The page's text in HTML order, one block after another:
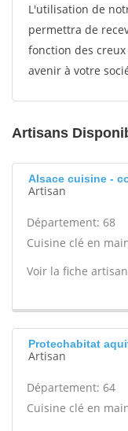
L'utilisation de
permettra de
fonction des
avenir à votre
Artisans
Alsace cuisine -
Artisan
Département: 68
Cuisine clé en
Voir la fiche
Protechabitat
Artisan
Département: 64
Cuisine clé en